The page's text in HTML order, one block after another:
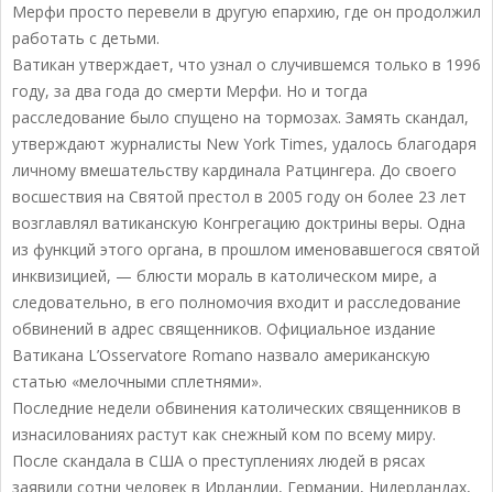
Мерфи просто перевели в другую епархию, где он продолжил
работать с детьми.
Ватикан утверждает, что узнал о случившемся только в 1996
году, за два года до смерти Мерфи. Но и тогда
расследование было спущено на тормозах. Замять скандал,
утверждают журналисты New York Times, удалось благодаря
личному вмешательству кардинала Ратцингера. До своего
восшествия на Святой престол в 2005 году он более 23 лет
возглавлял ватиканскую Конгрегацию доктрины веры. Одна
из функций этого органа, в прошлом именовавшегося святой
инквизицией, — блюсти мораль в католическом мире, а
следовательно, в его полномочия входит и расследование
обвинений в адрес священников. Официальное издание
Ватикана L’Osservatore Romano назвало американскую
статью «мелочными сплетнями».
Последние недели обвинения католических священников в
изнасилованиях растут как снежный ком по всему миру.
После скандала в США о преступлениях людей в рясах
заявили сотни человек в Ирландии, Германии, Нидерландах,